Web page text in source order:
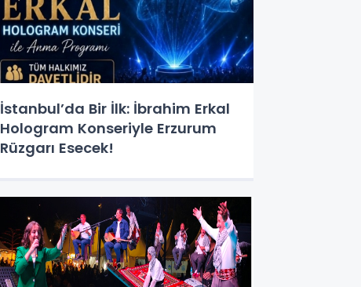
İstanbul’da Bir İlk: İbrahim Erkal
Hologram Konseriyle Erzurum
Rüzgarı Esecek!